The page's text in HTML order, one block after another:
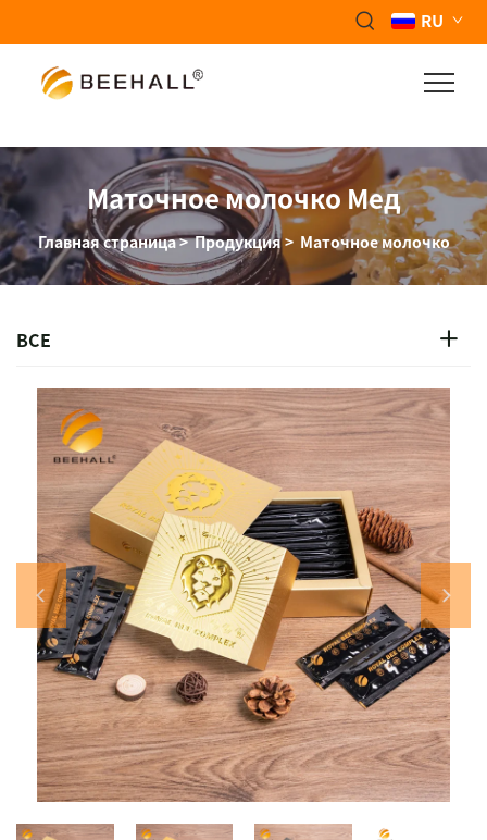
RU
Маточное молочко Мед
Главная страница>Продукция> Маточное молочко
ВСЕ